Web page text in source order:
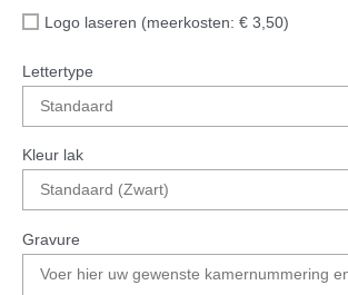
Logo laseren (meerkosten: € 3,50)
Lettertype
Kleur lak
Gravure